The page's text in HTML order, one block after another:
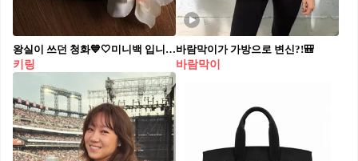
왕실이 쓰던 청화💙🤍미니백 입니다!
키링
바람막이가 가방으로 변신?!🎒
바람막이